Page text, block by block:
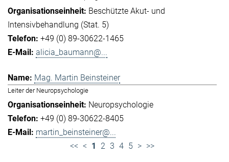
Beschützte Akut- und
Intensivbehandlung (Stat. 5)
+49 (0) 89-30622-1465
alicia_baumann@...
Mag. Martin Beinsteiner
Leiter der Neuropsychologie
Neuropsychologie
+49 (0) 89-30622-8405
martin_beinsteiner@...
<< < 1 2 3 4 5 > >>